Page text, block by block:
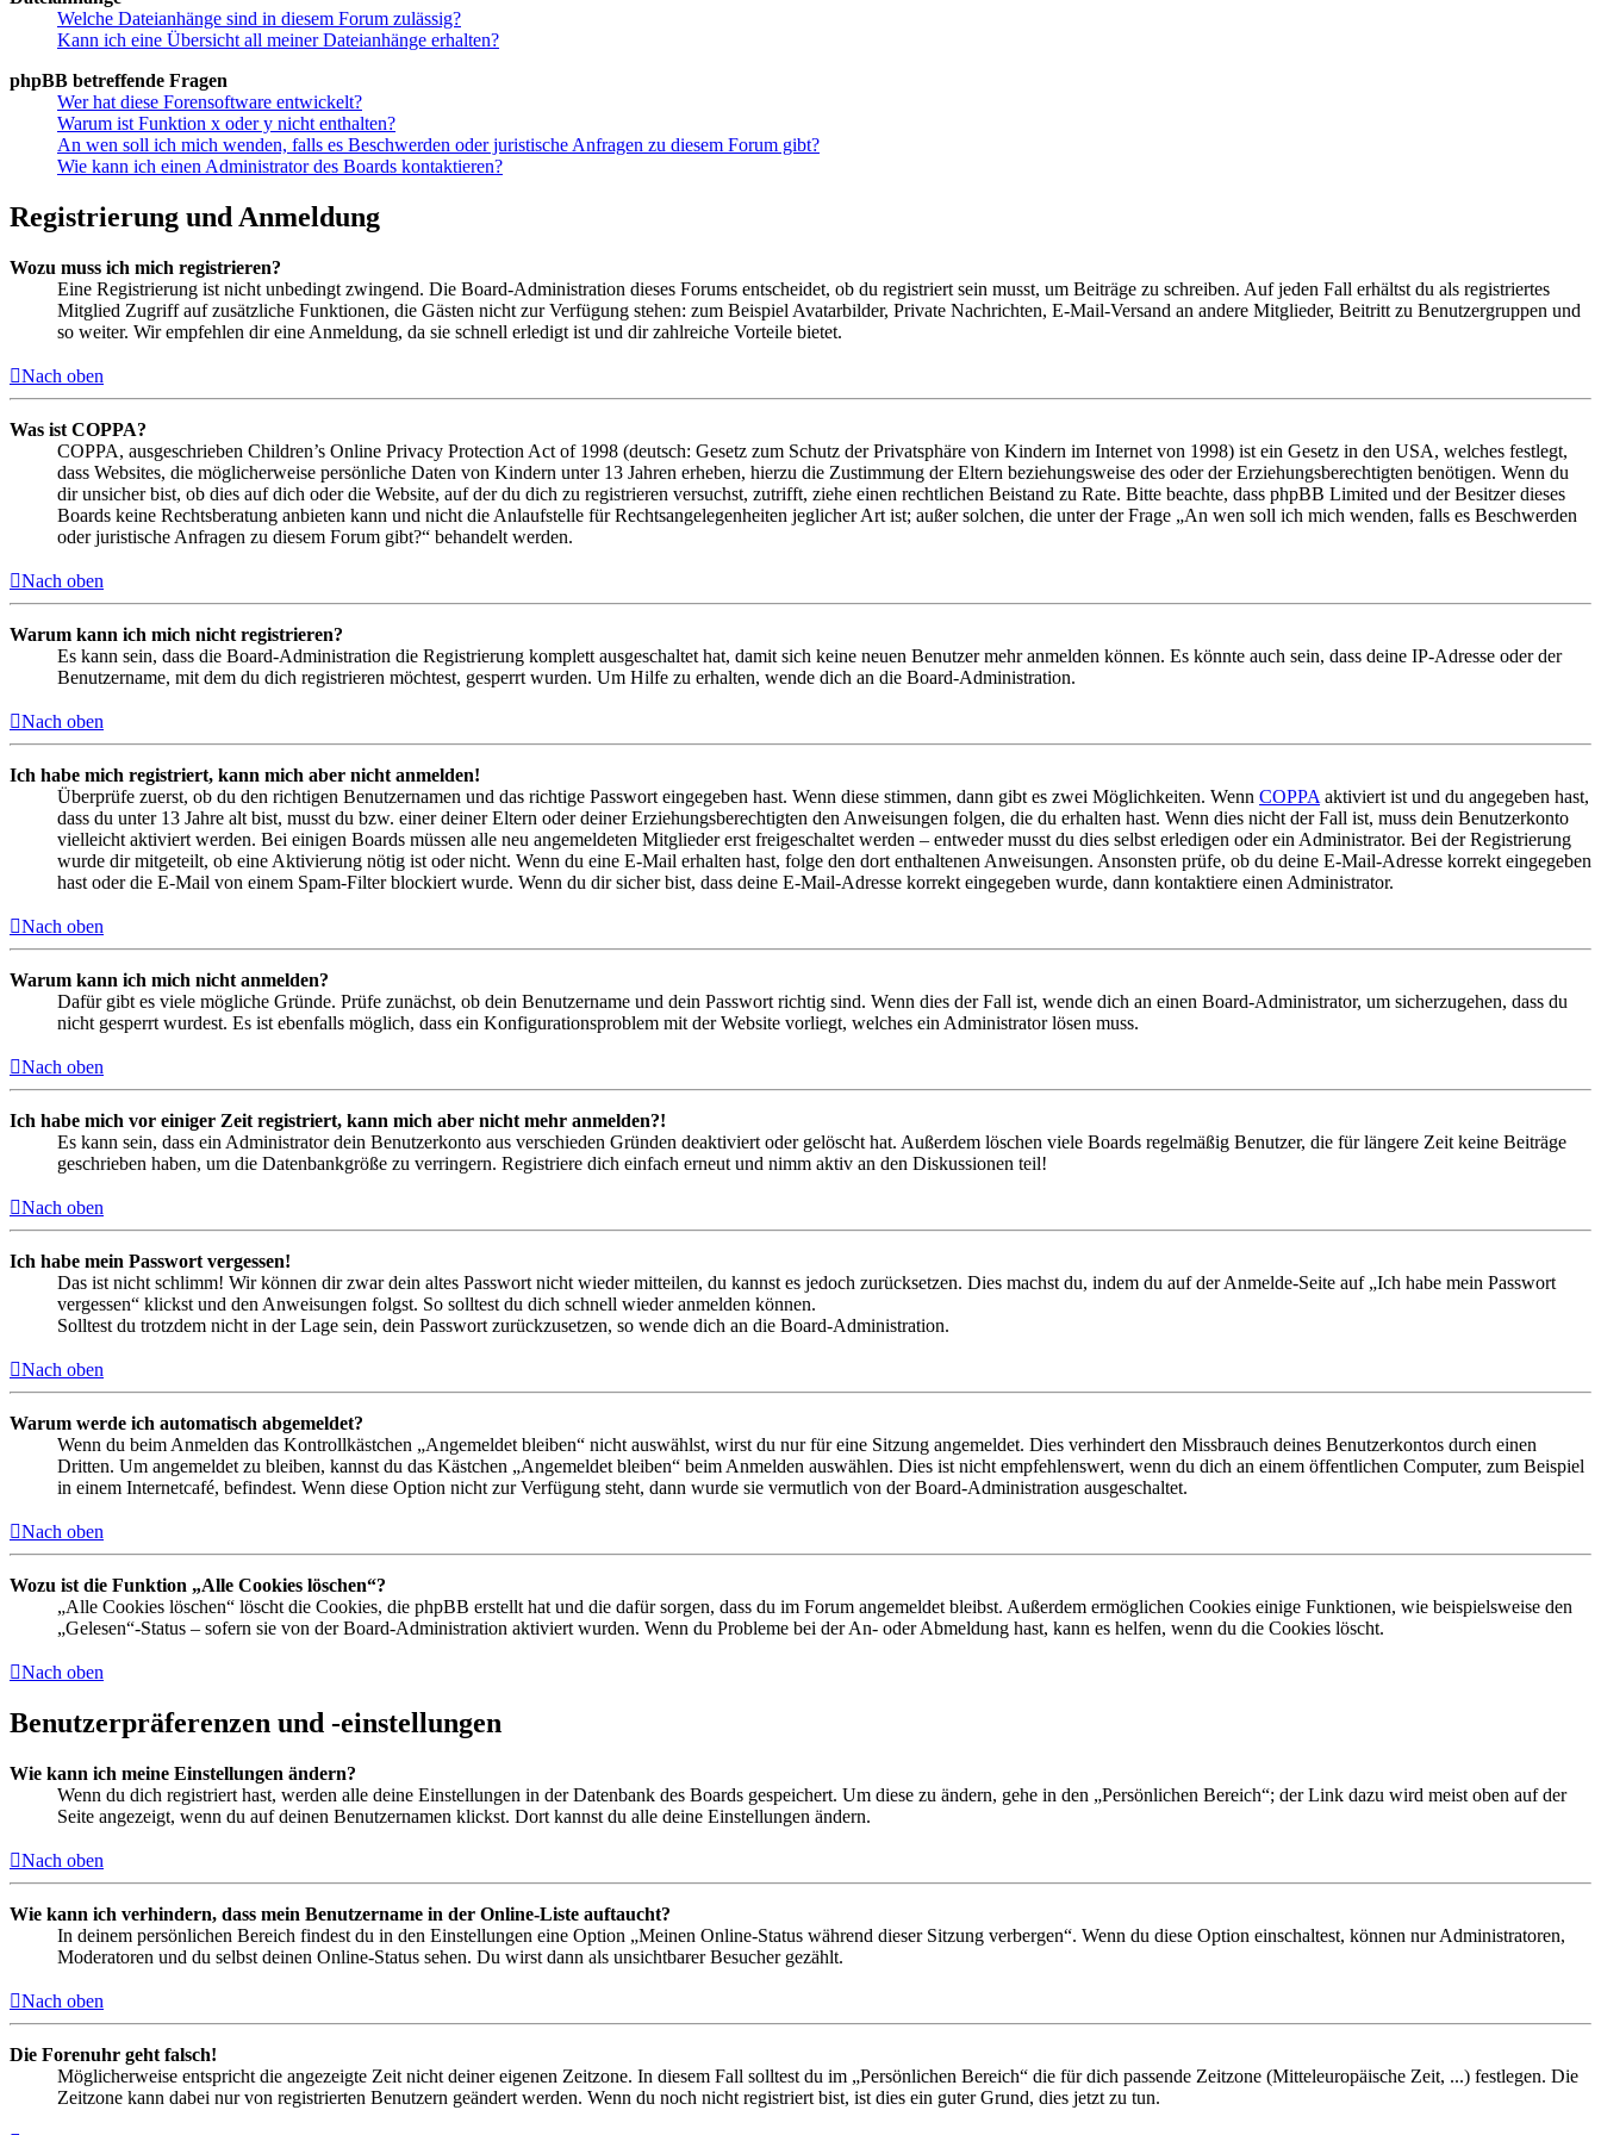
Welche Dateianhänge sind in diesem Forum zulässig?
Kann ich eine Übersicht all meiner Dateianhänge erhalten?
phpBB betreffende Fragen
Wer hat diese Forensoftware entwickelt?
Warum ist Funktion x oder y nicht enthalten?
An wen soll ich mich wenden, falls es Beschwerden oder juristische Anfragen zu diesem Forum gibt?
Wie kann ich einen Administrator des Boards kontaktieren?
Registrierung und Anmeldung
Wozu muss ich mich registrieren?
Eine Registrierung ist nicht unbedingt zwingend. Die Board-Administration dieses Forums entscheidet, ob du registriert sein musst, um Beiträge zu schreiben. Auf jeden Fall erhältst du als registriertes
Mitglied Zugriff auf zusätzliche Funktionen, die Gästen nicht zur Verfügung stehen: zum Beispiel Avatarbilder, Private Nachrichten, E-Mail-Versand an andere Mitglieder, Beitritt zu Benutzergruppen und
so weiter. Wir empfehlen dir eine Anmeldung, da sie schnell erledigt ist und dir zahlreiche Vorteile bietet.
Nach oben
Was ist COPPA?
COPPA, ausgeschrieben Children’s Online Privacy Protection Act of 1998 (deutsch: Gesetz zum Schutz der Privatsphäre von Kindern im Internet von 1998) ist ein Gesetz in den USA, welches festlegt,
dass Websites, die möglicherweise persönliche Daten von Kindern unter 13 Jahren erheben, hierzu die Zustimmung der Eltern beziehungsweise des oder der Erziehungsberechtigten benötigen. Wenn du
dir unsicher bist, ob dies auf dich oder die Website, auf der du dich zu registrieren versuchst, zutrifft, ziehe einen rechtlichen Beistand zu Rate. Bitte beachte, dass phpBB Limited und der Besitzer dieses
Boards keine Rechtsberatung anbieten kann und nicht die Anlaufstelle für Rechtsangelegenheiten jeglicher Art ist; außer solchen, die unter der Frage „An wen soll ich mich wenden, falls es Beschwerden
oder juristische Anfragen zu diesem Forum gibt?“ behandelt werden.
Nach oben
Warum kann ich mich nicht registrieren?
Es kann sein, dass die Board-Administration die Registrierung komplett ausgeschaltet hat, damit sich keine neuen Benutzer mehr anmelden können. Es könnte auch sein, dass deine IP-Adresse oder der
Benutzername, mit dem du dich registrieren möchtest, gesperrt wurden. Um Hilfe zu erhalten, wende dich an die Board-Administration.
Nach oben
Ich habe mich registriert, kann mich aber nicht anmelden!
Überprüfe zuerst, ob du den richtigen Benutzernamen und das richtige Passwort eingegeben hast. Wenn diese stimmen, dann gibt es zwei Möglichkeiten. Wenn COPPA aktiviert ist und du angegeben hast,
dass du unter 13 Jahre alt bist, musst du bzw. einer deiner Eltern oder deiner Erziehungsberechtigten den Anweisungen folgen, die du erhalten hast. Wenn dies nicht der Fall ist, muss dein Benutzerkonto
vielleicht aktiviert werden. Bei einigen Boards müssen alle neu angemeldeten Mitglieder erst freigeschaltet werden – entweder musst du dies selbst erledigen oder ein Administrator. Bei der Registrierung
wurde dir mitgeteilt, ob eine Aktivierung nötig ist oder nicht. Wenn du eine E-Mail erhalten hast, folge den dort enthaltenen Anweisungen. Ansonsten prüfe, ob du deine E-Mail-Adresse korrekt eingegeben
hast oder die E-Mail von einem Spam-Filter blockiert wurde. Wenn du dir sicher bist, dass deine E-Mail-Adresse korrekt eingegeben wurde, dann kontaktiere einen Administrator.
Nach oben
Warum kann ich mich nicht anmelden?
Dafür gibt es viele mögliche Gründe. Prüfe zunächst, ob dein Benutzername und dein Passwort richtig sind. Wenn dies der Fall ist, wende dich an einen Board-Administrator, um sicherzugehen, dass du
nicht gesperrt wurdest. Es ist ebenfalls möglich, dass ein Konfigurationsproblem mit der Website vorliegt, welches ein Administrator lösen muss.
Nach oben
Ich habe mich vor einiger Zeit registriert, kann mich aber nicht mehr anmelden?!
Es kann sein, dass ein Administrator dein Benutzerkonto aus verschieden Gründen deaktiviert oder gelöscht hat. Außerdem löschen viele Boards regelmäßig Benutzer, die für längere Zeit keine Beiträge
geschrieben haben, um die Datenbankgröße zu verringern. Registriere dich einfach erneut und nimm aktiv an den Diskussionen teil!
Nach oben
Ich habe mein Passwort vergessen!
Das ist nicht schlimm! Wir können dir zwar dein altes Passwort nicht wieder mitteilen, du kannst es jedoch zurücksetzen. Dies machst du, indem du auf der Anmelde-Seite auf „Ich habe mein Passwort
vergessen“ klickst und den Anweisungen folgst. So solltest du dich schnell wieder anmelden können.
Solltest du trotzdem nicht in der Lage sein, dein Passwort zurückzusetzen, so wende dich an die Board-Administration.
Nach oben
Warum werde ich automatisch abgemeldet?
Wenn du beim Anmelden das Kontrollkästchen „Angemeldet bleiben“ nicht auswählst, wirst du nur für eine Sitzung angemeldet. Dies verhindert den Missbrauch deines Benutzerkontos durch einen
Dritten. Um angemeldet zu bleiben, kannst du das Kästchen „Angemeldet bleiben“ beim Anmelden auswählen. Dies ist nicht empfehlenswert, wenn du dich an einem öffentlichen Computer, zum Beispiel
in einem Internetcafé, befindest. Wenn diese Option nicht zur Verfügung steht, dann wurde sie vermutlich von der Board-Administration ausgeschaltet.
Nach oben
Wozu ist die Funktion „Alle Cookies löschen“?
„Alle Cookies löschen“ löscht die Cookies, die phpBB erstellt hat und die dafür sorgen, dass du im Forum angemeldet bleibst. Außerdem ermöglichen Cookies einige Funktionen, wie beispielsweise den
„Gelesen“-Status – sofern sie von der Board-Administration aktiviert wurden. Wenn du Probleme bei der An- oder Abmeldung hast, kann es helfen, wenn du die Cookies löscht.
Nach oben
Benutzerpräferenzen und -einstellungen
Wie kann ich meine Einstellungen ändern?
Wenn du dich registriert hast, werden alle deine Einstellungen in der Datenbank des Boards gespeichert. Um diese zu ändern, gehe in den „Persönlichen Bereich“; der Link dazu wird meist oben auf der
Seite angezeigt, wenn du auf deinen Benutzernamen klickst. Dort kannst du alle deine Einstellungen ändern.
Nach oben
Wie kann ich verhindern, dass mein Benutzername in der Online-Liste auftaucht?
In deinem persönlichen Bereich findest du in den Einstellungen eine Option „Meinen Online-Status während dieser Sitzung verbergen“. Wenn du diese Option einschaltest, können nur Administratoren,
Moderatoren und du selbst deinen Online-Status sehen. Du wirst dann als unsichtbarer Besucher gezählt.
Nach oben
Die Forenuhr geht falsch!
Möglicherweise entspricht die angezeigte Zeit nicht deiner eigenen Zeitzone. In diesem Fall solltest du im „Persönlichen Bereich“ die für dich passende Zeitzone (Mitteleuropäische Zeit, ...) festlegen. Die
Zeitzone kann dabei nur von registrierten Benutzern geändert werden. Wenn du noch nicht registriert bist, ist dies ein guter Grund, dies jetzt zu tun.